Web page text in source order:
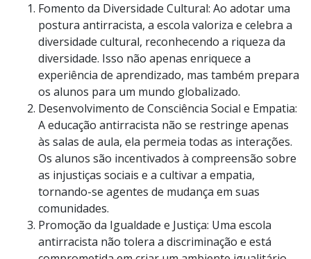
Fomento da Diversidade Cultural: Ao adotar uma
postura antirracista, a escola valoriza e celebra a
diversidade cultural, reconhecendo a riqueza da
diversidade. Isso não apenas enriquece a
experiência de aprendizado, mas também prepara
os alunos para um mundo globalizado.
Desenvolvimento de Consciência Social e Empatia:
A educação antirracista não se restringe apenas
às salas de aula, ela permeia todas as interações.
Os alunos são incentivados à compreensão sobre
as injustiças sociais e a cultivar a empatia,
tornando-se agentes de mudança em suas
comunidades.
Promoção da Igualdade e Justiça: Uma escola
antirracista não tolera a discriminação e está